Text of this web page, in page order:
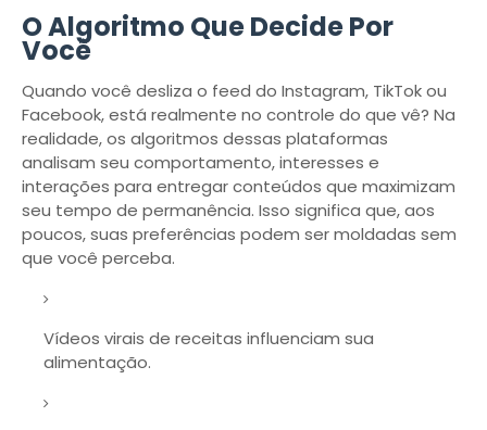
O Algoritmo Que Decide Por
Você
Quando você desliza o feed do Instagram, TikTok ou
Facebook, está realmente no controle do que vê? Na
realidade, os algoritmos dessas plataformas
analisam seu comportamento, interesses e
interações para entregar conteúdos que maximizam
seu tempo de permanência. Isso significa que, aos
poucos, suas preferências podem ser moldadas sem
que você perceba.
Vídeos virais de receitas influenciam sua
alimentação.